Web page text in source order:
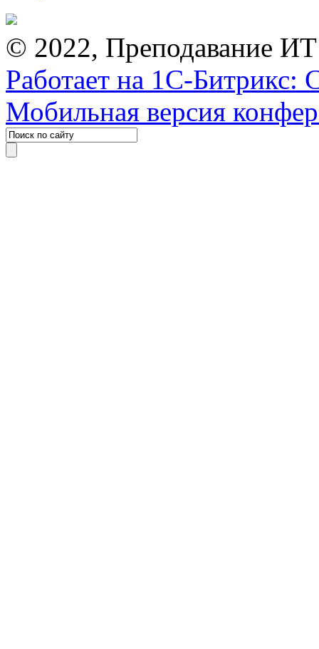
© 2022, Преподавание
Работает на 1С-Битрикс:
Мобильная версия